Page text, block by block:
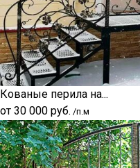
Кованые перила на...
от 30 000 руб. /п.м